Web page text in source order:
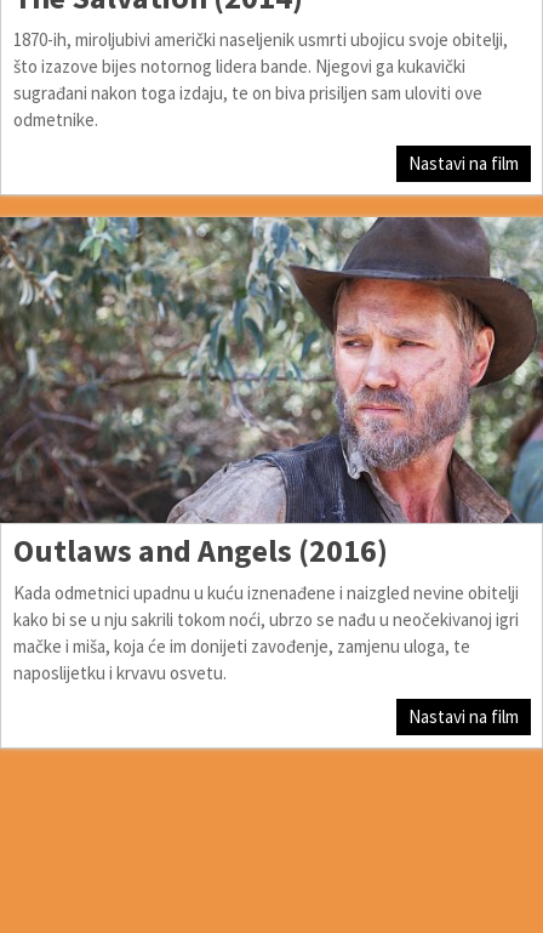
1870-ih, miroljubivi američki naseljenik usmrti ubojicu svoje obitelji,
što izazove bijes notornog lidera bande. Njegovi ga kukavički
sugrađani nakon toga izdaju, te on biva prisiljen sam uloviti ove
odmetnike.
Nastavi na film
Outlaws and Angels (2016)
Kada odmetnici upadnu u kuću iznenađene i naizgled nevine obitelji
kako bi se u nju sakrili tokom noći, ubrzo se nađu u neočekivanoj igri
mačke i miša, koja će im donijeti zavođenje, zamjenu uloga, te
naposlijetku i krvavu osvetu.
Nastavi na film